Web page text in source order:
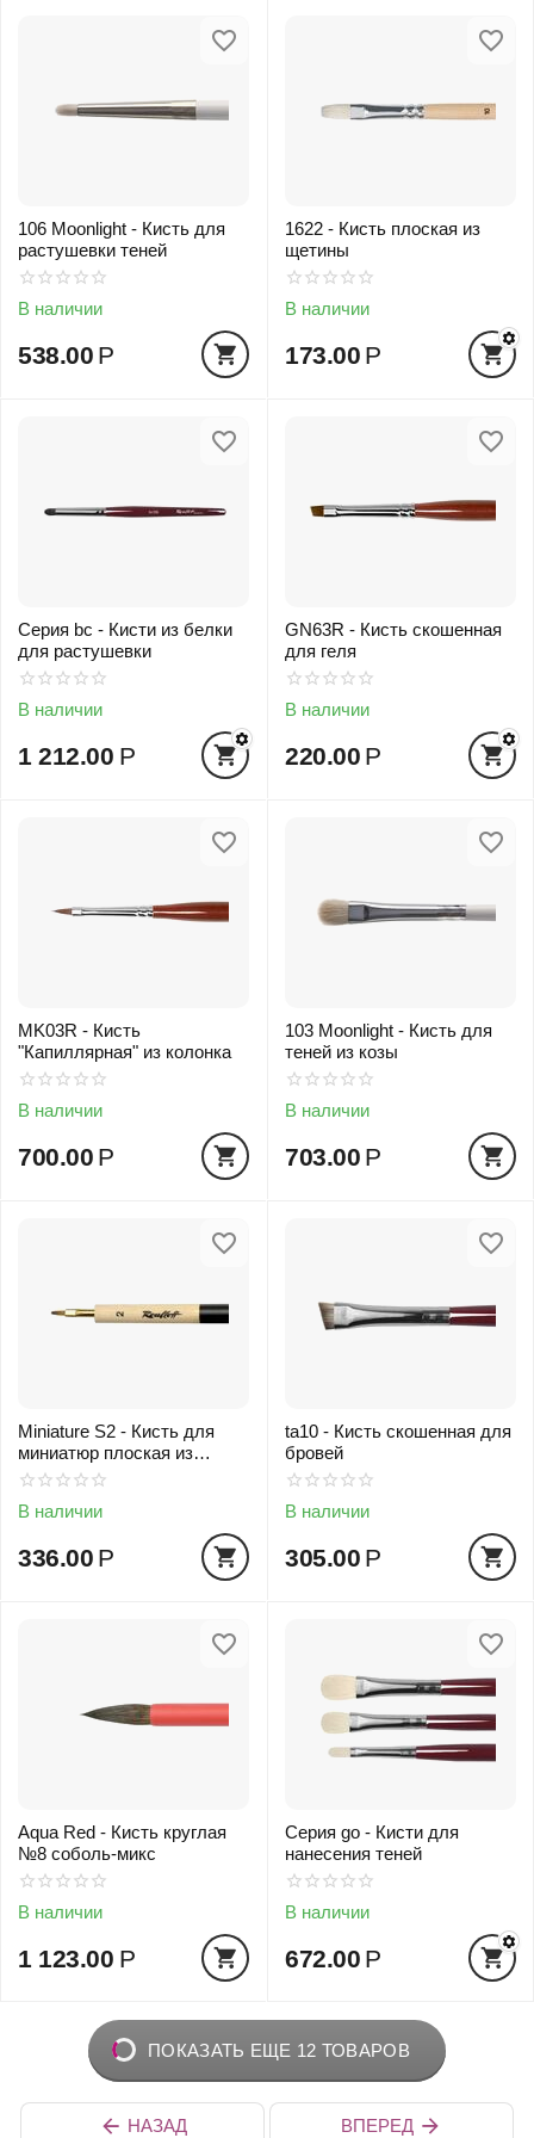
106 Moonlight - Кисть для
растушевки теней
В наличии
538.00 Р
1622 - Кисть плоская из
щетины
В наличии
173.00 Р
Серия bc - Кисти из белки
для растушевки
В наличии
1 212.00 Р
GN63R - Кисть скошенная
для геля
В наличии
220.00 Р
MK03R - Кисть
"Капиллярная" из колонка
В наличии
700.00 Р
103 Moonlight - Кисть для
теней из козы
В наличии
703.00 Р
Miniature S2 - Кисть для
миниатюр плоская из
имитации колонка
В наличии
336.00 Р
ta10 - Кисть скошенная для
бровей
В наличии
305.00 Р
Aqua Red - Кисть круглая
№8 соболь-микс
В наличии
1 123.00 Р
Серия go - Кисти для
нанесения теней
В наличии
672.00 Р
ПОКАЗАТЬ ЕЩЕ 12 ТОВАРОВ
НАЗАД ВПЕРЕД